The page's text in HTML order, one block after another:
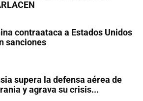
contraataca a Estados Unidos
sanciones
supera la defensa aérea de
y agrava su crisis...